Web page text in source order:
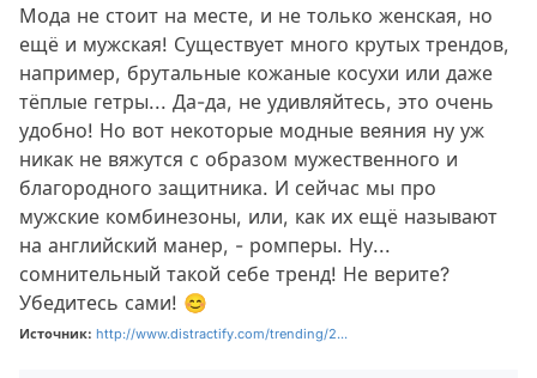
Мода не стоит на месте, и не только женская, но
ещё и мужская! Существует много крутых трендов,
например, брутальные кожаные косухи или даже
тёплые гетры... Да-да, не удивляйтесь, это очень
удобно! Но вот некоторые модные веяния ну уж
никак не вяжутся с образом мужественного и
благородного защитника. И сейчас мы про
мужские комбинезоны, или, как их ещё называют
на английский манер, - ромперы. Ну...
сомнительный такой себе тренд! Не верите?
Убедитесь сами! 😊
Источник: http://www.distractify.com/trending/2...